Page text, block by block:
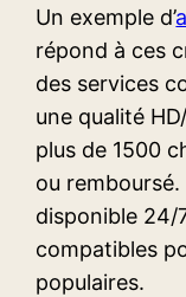
Un exemple d’
répond à ces
des services
une qualité
plus de 1500
ou
disponible 24/
compatibles
populaires.